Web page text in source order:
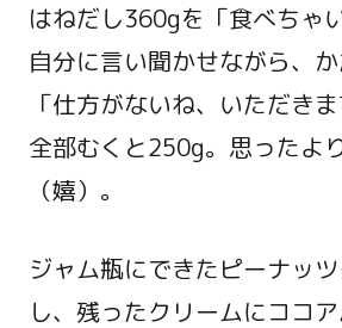
はねだし360gを「食べちゃ
自分に言い聞かせながら、
「仕方がないね、いただきま
全部むくと250g。思ったよ
（嬉）。
ジャム瓶にできたピーナッ
し、残ったクリームにココ